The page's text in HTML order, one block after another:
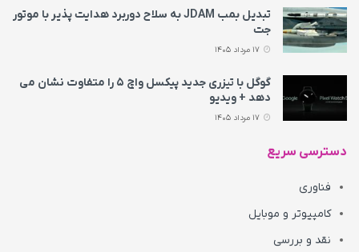
تبدیل بمب JDAM به سلاح دوربرد هدایت پذیر با موتور
جت
گوگل با تیزری جدید پیکسل واچ ۵ را متفاوت نشان می‌
دهد + ویدیو
دسترسی سریع
فناوری
کامپیوتر و موبایل
نقد و بررسی